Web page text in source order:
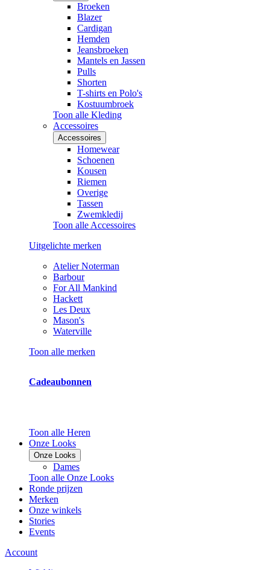
Broeken
Blazer
Cardigan
Hemden
Jeansbroeken
Mantels en Jassen
Pulls
Shorten
T-shirts en Polo's
Kostuumbroek
Toon alle Kleding
Accessoires
Accessoires
Homewear
Schoenen
Kousen
Riemen
Overige
Tassen
Zwemkledij
Toon alle Accessoires
Uitgelichte merken
Atelier Noterman
Barbour
For All Mankind
Hackett
Les Deux
Mason's
Waterville
Toon alle merken
Cadeaubonnen
Toon alle Heren
Onze Looks
Onze Looks
Dames
Toon alle Onze Looks
Ronde prijzen
Merken
Onze winkels
Stories
Events
Account